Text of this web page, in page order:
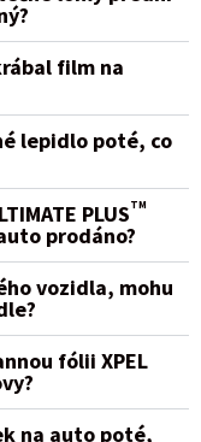
film na
lepidlo poté, co
PLUSTM
prodáno?
vozidla, mohu
fólii XPEL
na auto poté,